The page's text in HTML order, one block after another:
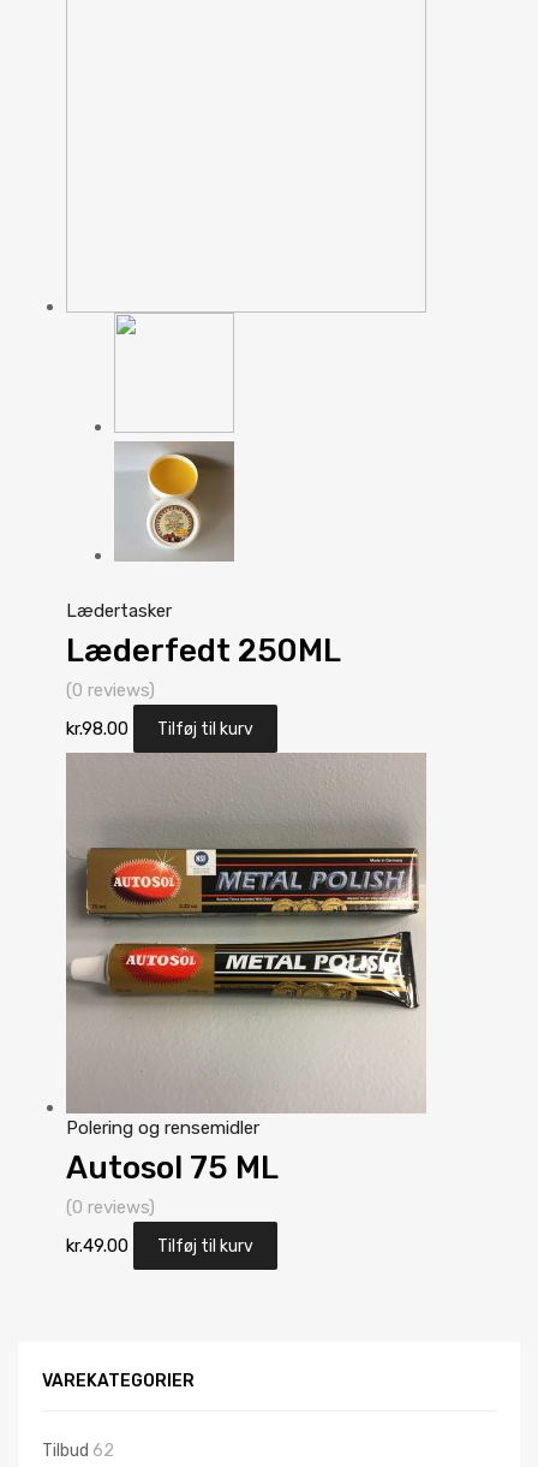
Lædertasker
Læderfedt 250ML
(0 reviews)
kr.98.00 Tilføj til kurv
Polering og rensemidler
Autosol 75 ML
(0 reviews)
kr.49.00 Tilføj til kurv
VAREKATEGORIER
Tilbud 62